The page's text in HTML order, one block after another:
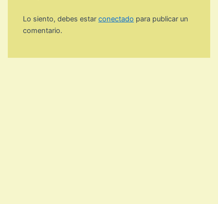
Lo siento, debes estarconectado para publicar un
comentario.